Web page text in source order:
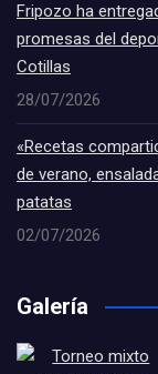
Fripozo ha
promesas del
Cotillas
28/07/2026
«Recetas
de verano,
patatas
02/07/2026
Galería